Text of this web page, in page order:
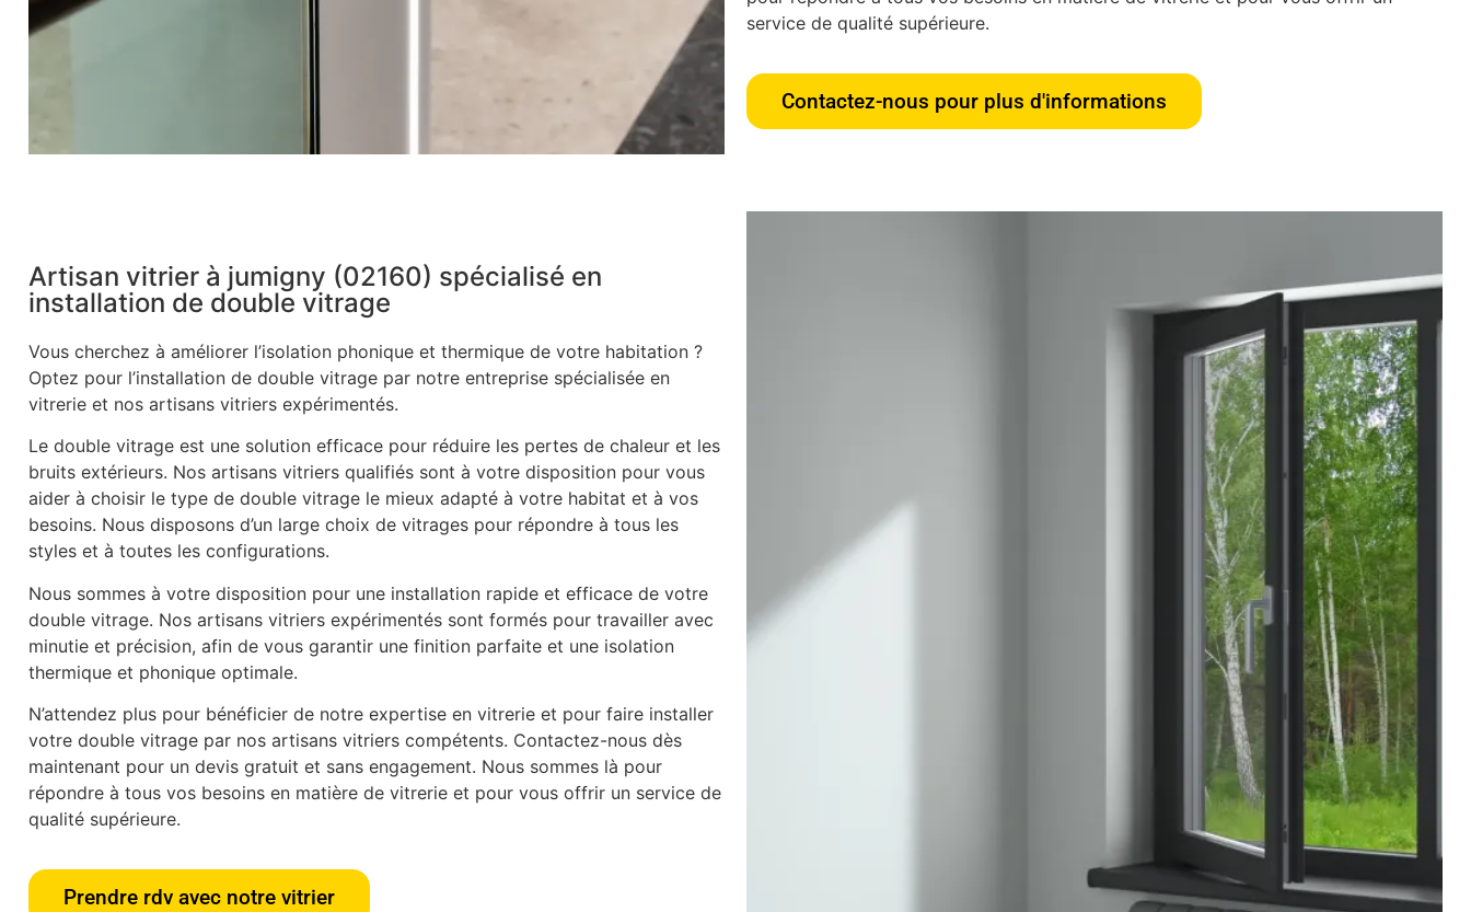
service de qualité supérieure.
Contactez-nous pour plus d'informations
Artisan vitrier à jumigny (02160) spécialisé en
installation de double vitrage
Vous cherchez à améliorer l’isolation phonique et thermique de votre habitation ?
Optez pour l’installation de double vitrage par notre entreprise spécialisée en
vitrerie et nos artisans vitriers expérimentés.
Le double vitrage est une solution efficace pour réduire les pertes de chaleur et les
bruits extérieurs. Nos artisans vitriers qualifiés sont à votre disposition pour vous
aider à choisir le type de double vitrage le mieux adapté à votre habitat et à vos
besoins. Nous disposons d’un large choix de vitrages pour répondre à tous les
styles et à toutes les configurations.
Nous sommes à votre disposition pour une installation rapide et efficace de votre
double vitrage. Nos artisans vitriers expérimentés sont formés pour travailler avec
minutie et précision, afin de vous garantir une finition parfaite et une isolation
thermique et phonique optimale.
N’attendez plus pour bénéficier de notre expertise en vitrerie et pour faire installer
votre double vitrage par nos artisans vitriers compétents. Contactez-nous dès
maintenant pour un devis gratuit et sans engagement. Nous sommes là pour
répondre à tous vos besoins en matière de vitrerie et pour vous offrir un service de
qualité supérieure.
Prendre rdv avec notre vitrier